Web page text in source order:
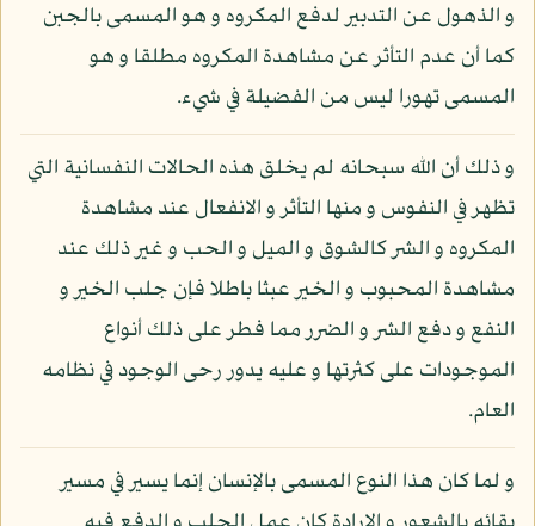
و الذهول عن التدبير لدفع المكروه و هو المسمى بالجبن
كما أن عدم التأثر عن مشاهدة المكروه مطلقا و هو
المسمى تهورا ليس من الفضيلة في شيء.
و ذلك أن الله سبحانه لم يخلق هذه الحالات النفسانية التي
تظهر في النفوس و منها التأثر و الانفعال عند مشاهدة
المكروه و الشر كالشوق و الميل و الحب و غير ذلك عند
مشاهدة المحبوب و الخير عبثا باطلا فإن جلب الخير و
النفع و دفع الشر و الضرر مما فطر على ذلك أنواع
الموجودات على كثرتها و عليه يدور رحى الوجود في نظامه
العام.
و لما كان هذا النوع المسمى بالإنسان إنما يسير في مسير